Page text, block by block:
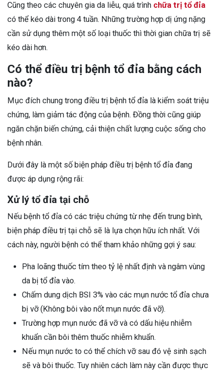
Cũng theo các chuyên gia da liễu, quá trình chữa trị tổ đỉa
có thể kéo dài trong 4 tuần. Những trường hợp dị ứng nặng
cần sử dụng thêm một số loại thuốc thì thời gian chữa trị sẽ
kéo dài hơn.
Có thể điều trị bệnh tổ đỉa bằng cách
nào?
Mục đích chung trong điều trị bệnh tổ đỉa là kiểm soát triệu
chứng, làm giảm tác động của bệnh. Đồng thời cũng giúp
ngăn chặn biến chứng, cải thiện chất lượng cuộc sống cho
bệnh nhân.
Dưới đây là một số biện pháp điều trị bệnh tổ đỉa đang
được áp dụng rộng rãi:
Xử lý tổ đỉa tại chỗ
Nếu bệnh tổ đỉa có các triệu chứng từ nhẹ đến trung bình,
biện pháp điều trị tại chỗ sẽ là lựa chọn hữu ích nhất. Với
cách này, người bệnh có thể tham khảo những gợi ý sau:
Pha loãng thuốc tím theo tỷ lệ nhất định và ngâm vùng
da bị tổ đỉa vào.
Chấm dung dịch BSI 3% vào các mụn nước tổ đỉa chưa
bị vỡ (Không bôi vào nốt mụn nước đã vỡ).
Trường hợp mụn nước đã vỡ và có dấu hiệu nhiễm
khuẩn cần bôi thêm thuốc nhiễm khuẩn.
Nếu mụn nước to có thể chích vỡ sau đó vệ sinh sạch
sẽ và bôi thuốc. Tuy nhiên cách làm này cần được thực